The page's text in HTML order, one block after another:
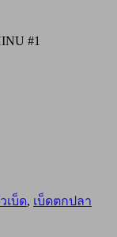
#1
เบ็ด, เบ็ดตกปลา